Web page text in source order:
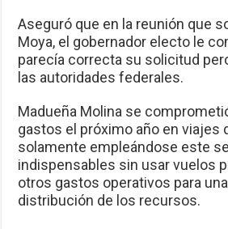
Aseguró que en la reunión que
Moya, el gobernador electo le
parecía correcta su solicitud
las autoridades federales.
Madueña Molina se
gastos el próximo año en viajes
solamente empleándose este
indispensables sin usar vuelos
otros gastos operativos para
distribución de los recursos.